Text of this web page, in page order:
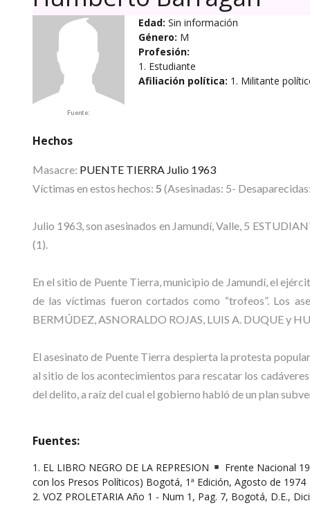
Fuente:
Edad: Sin información
Género: M
Profesión:
1. Estudiante
Afiliación política: 1. Militante
Hechos
Masacre: PUENTE TIERRA Julio 1963
Víctimas en estos hechos: 5 (Asesinadas: 5-
Julio 1963, son asesinados en Jamundí, Valle, 5
(1).
En el sitio de Puente Tierra, municipio de Jamundí, el
de las víctimas fueron cortados como “trofeos”. Los
BERMÚDEZ, ASNORALDO ROJAS, LUIS A. DUQUE y
El asesinato de Puente Tierra despierta la protesta
al sitio de los acontecimientos para rescatar los
del delito, a raíz del cual el gobierno habló de un plan
Fuentes:
1. EL LIBRO NEGRO DE LA REPRESION
Frente Nacional
con los Presos Políticos) Bogotá, 1ª Edición, Agosto de 1974
2. VOZ PROLETARIA Año 1 - Num 1, Pag. 7, Bogotá, D.E.,